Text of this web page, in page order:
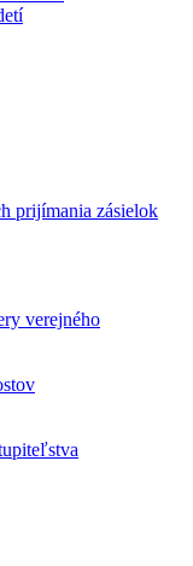
prijímania zásielok
verejného